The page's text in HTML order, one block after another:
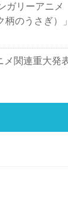
ガリーアニメ
柄のうさぎ）
メ関連重大発